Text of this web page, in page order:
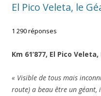
El Pico Veleta, le
1 290 réponses
Km 61’877, El Pico
« Visible de tous mais
route) a beau être un géant,